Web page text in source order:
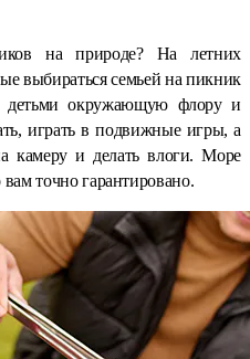
на природе? На летних
выбираться семьей на пикник
детьми окружающую флору и
играть в подвижные игры, а
камеру и делать влоги. Море
точно гарантировано.